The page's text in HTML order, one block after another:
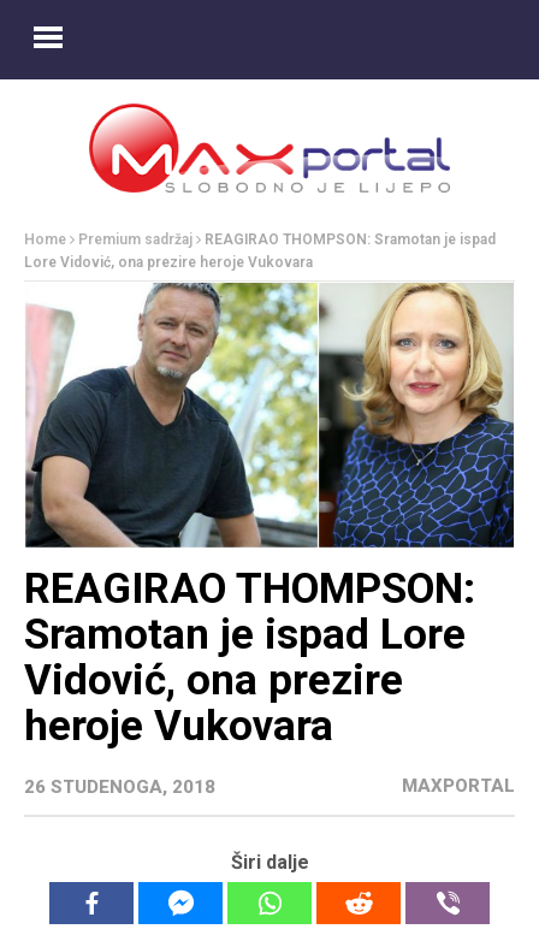
Home Premium sadržaj
REAGIRAO THOMPSON: Sramotan je ispad
Lore Vidović, ona prezire heroje Vukovara
REAGIRAO THOMPSON:
Sramotan je ispad Lore
Vidović, ona prezire
heroje Vukovara
26 STUDENOGA, 2018 MAXPORTAL
Širi dalje